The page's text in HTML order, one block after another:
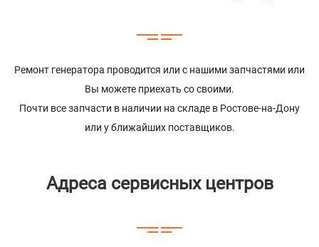
Ремонт генератора проводится или с нашими запчастями или
Вы можете приехать со своими.
Почти все запчасти в наличии на складе в Ростове-на-Дону
или у ближайших поставщиков.
Адреса сервисных центров